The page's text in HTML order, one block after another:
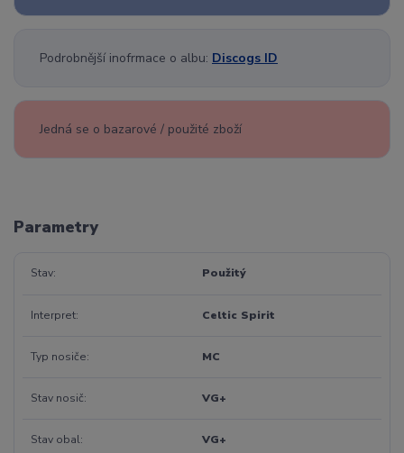
Podrobnější inofrmace o albu: Discogs ID
Jedná se o bazarové / použité zboží
Parametry
Stav Použitý
Interpret Celtic Spirit
Typ nosiče MC
Stav nosič VG+
Stav obal VG+